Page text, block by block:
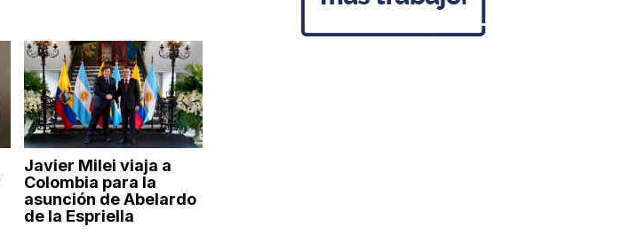
Javier Milei viaja a
Colombia para la
asunción de Abelardo
de la Espriella